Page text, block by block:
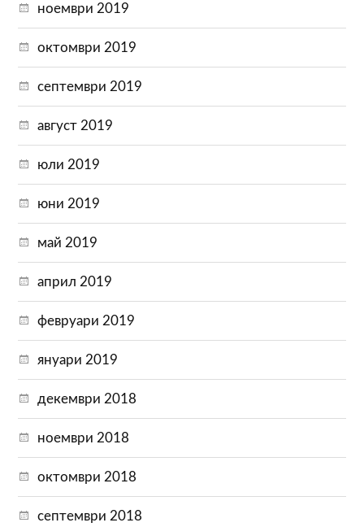
ноември 2019
октомври 2019
септември 2019
август 2019
юли 2019
юни 2019
май 2019
април 2019
февруари 2019
януари 2019
декември 2018
ноември 2018
октомври 2018
септември 2018